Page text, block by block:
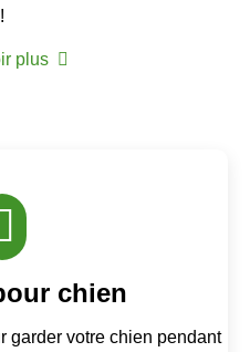
!
plus
chien
garder votre chien pendant